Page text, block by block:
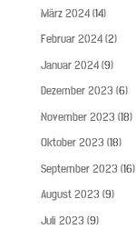
März 2024(14)
Februar 2024(2)
Januar 2024(9)
Dezember 2023 (6)
November 2023 (18)
Oktober 2023 (18)
September 2023 (16)
August 2023 (9)
Juli 2023 (9)